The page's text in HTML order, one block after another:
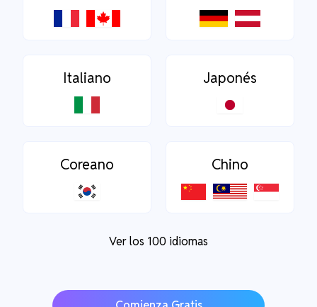
Italiano Japonés
Coreano Chino
Ver los 100 idiomas